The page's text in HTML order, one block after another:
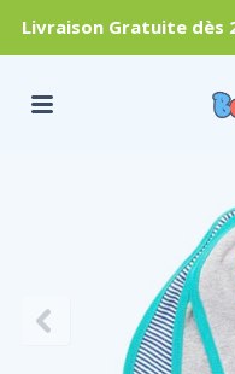
Livraison Gratuite dès